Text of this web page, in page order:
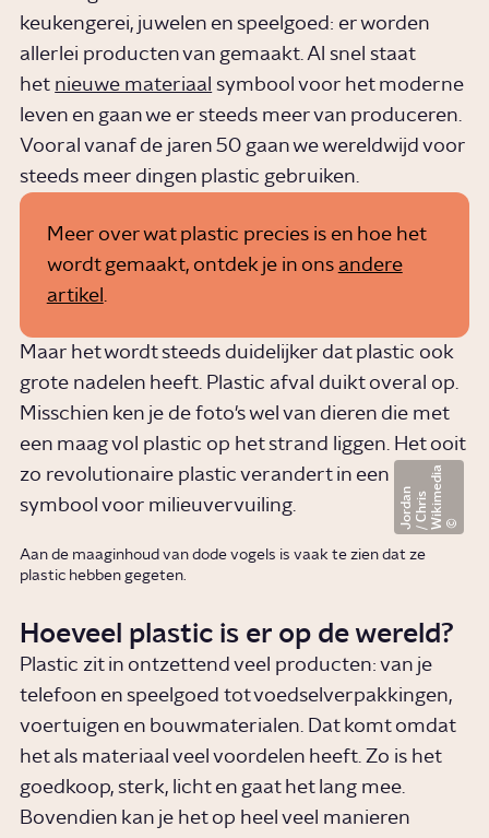
keukengerei, juwelen en speelgoed: er worden
allerlei producten van gemaakt. Al snel staat
het nieuwe materiaal symbool voor het moderne
leven en gaan we er steeds meer van produceren.
Vooral vanaf de jaren 50 gaan we wereldwijd voor
steeds meer dingen plastic gebruiken.
Meer over wat plastic precies is en hoe het
wordt gemaakt, ontdek je in ons andere
artikel
Maar het wordt steeds duidelijker dat plastic ook
grote nadelen heeft. Plastic afval duikt overal op.
Misschien ken je de foto's wel van dieren die met
een maag vol plastic op het strand liggen. Het ooit
zo revolutionaire plastic verandert in een
symbool voor milieuvervuiling.
W
i
k
i
me
d
i
a
/
C
h
r
i
sJ
o
r
d
a
n
Aan de maaginhoud van dode vogels is vaak te zien dat ze
plastic hebben gegeten.
Hoeveel plastic is er op de wereld?
Plastic zit in ontzettend veel producten: van je
telefoon en speelgoed tot voedselverpakkingen,
voertuigen en bouwmaterialen. Dat komt omdat
het als materiaal veel voordelen heeft. Zo is het
goedkoop, sterk, licht en gaat het lang mee.
Bovendien kan je het op heel veel manieren